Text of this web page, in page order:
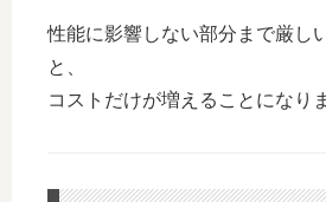
性能に影響しない部分まで厳し
と、
コストだけが増えることになり